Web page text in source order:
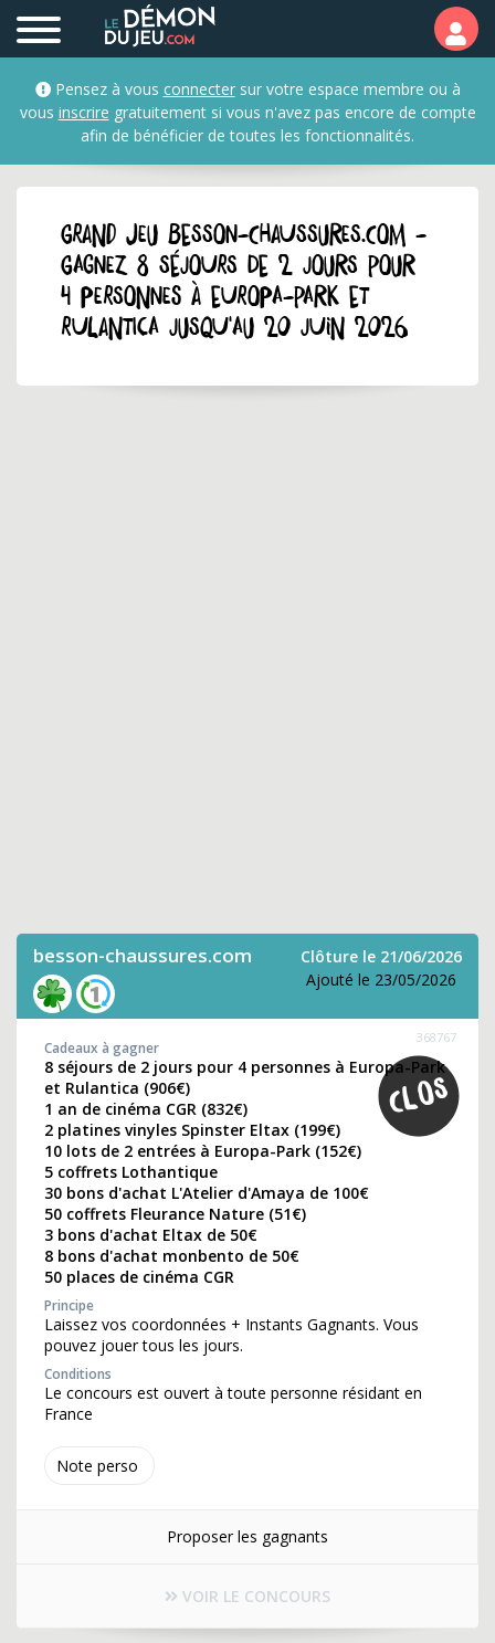
Pensez à vous connectersur votre espace membre ou à
vous inscrire gratuitement si vous n'avez pas encore de compte
afin de bénéficier de toutes les fonctionnalités.
GRAND JEU besson-chaussures.com -
Gagnez 8 séjours de 2 jours pour
4 personnes à Europa-Park et
Rulantica jusqu'au 20 juin 2026
besson-chaussures.com
Clôture le 21/06/2026
Ajouté le 23/05/2026
Note perso
368767
Cadeaux à gagner
8 séjours de 2 jours pour 4 personnes à Europa-Park
et Rulantica (906€)
1 an de cinéma CGR (832€)
2 platines vinyles Spinster Eltax (199€)
10 lots de 2 entrées à Europa-Park (152€)
5 coffrets Lothantique
30 bons d'achat L'Atelier d'Amaya de 100€
50 coffrets Fleurance Nature (51€)
3 bons d'achat Eltax de 50€
8 bons d'achat monbento de 50€
50 places de cinéma CGR
Principe
Laissez vos coordonnées + Instants Gagnants. Vous
pouvez jouer tous les jours.
Conditions
Le concours est ouvert à toute personne résidant en
France
Proposer les gagnants
VOIR LE CONCOURS